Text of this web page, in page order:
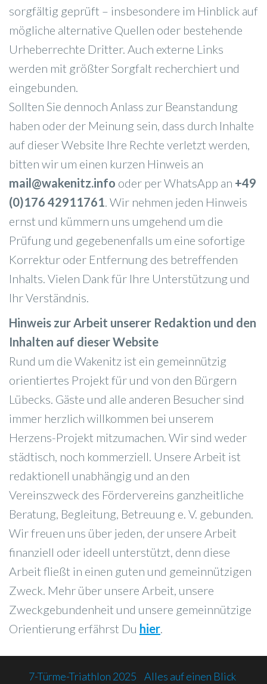
sorgfältig geprüft – insbesondere im Hinblick auf
mögliche alternative Quellen oder bestehende
Urheberrechte Dritter. Auch externe Links
werden mit größter Sorgfalt recherchiert und
eingebunden.
Sollten Sie dennoch Anlass zur Beanstandung
haben oder der Meinung sein, dass durch Inhalte
auf dieser Website Ihre Rechte verletzt werden,
bitten wir um einen kurzen Hinweis an
mail@wakenitz.info oder per WhatsApp an +49
(0)176 42911761. Wir nehmen jeden Hinweis
ernst und kümmern uns umgehend um die
Prüfung und gegebenenfalls um eine sofortige
Korrektur oder Entfernung des betreffenden
Inhalts. Vielen Dank für Ihre Unterstützung und
Ihr Verständnis.
Hinweis zur Arbeit unserer Redaktion und den
Inhalten auf dieser Website
Rund um die Wakenitz ist ein gemeinnützig
orientiertes Projekt für und von den Bürgern
Lübecks. Gäste und alle anderen Besucher sind
immer herzlich willkommen bei unserem
Herzens-Projekt mitzumachen. Wir sind weder
städtisch, noch kommerziell. Unsere Arbeit ist
redaktionell unabhängig und an den
Vereinszweck des Fördervereins ganzheitliche
Beratung, Begleitung, Betreuung e. V. gebunden.
Wir freuen uns über jeden, der unsere Arbeit
finanziell oder ideell unterstützt, denn diese
Arbeit fließt in einen guten und gemeinnützigen
Zweck. Mehr über unsere Arbeit, unsere
Zweckgebundenheit und unsere gemeinnützige
Orientierung erfährst Du hier.
7-Türme-Triathlon 2025
Alles auf einen Blick